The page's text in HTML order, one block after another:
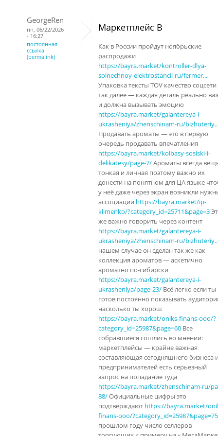
GeorgeRen
пн, 06/22/2026
- 16:27
постоянная
ссылка
(permalink)
Маркетплейс В
Как в России пройдут ноябрьские
распродажи
https://bayra.market/kontroller-dlya-
solnechnoy-elektrostancii-ru/fermer...
Упаковка тексты TOV качество
так далее — каждая деталь реально
и должна вызывать эмоцию
https://bayra.market/galantereya-i-
ukrasheniya/zhenschinam-ru/
Продавать ароматы — это в первую
очередь продавать впечатления
https://bayra.market/kolbasy-sosiski-i-
delikatesy/page-7/Ароматы всегда
тонкая и личная поэтому важно их
донести на понятном для ЦА языке
у неё даже через экран возникли
ассоциации https://bayra.market/ip-
klimenko/?category_id=25711&page=3
же важно говорить через контент
https://bayra.market/galantereya-i-
ukrasheniya/zhenschinam-ru/
нашем случае он сделан так же как
коллекция ароматов — аскетично
ароматно по-сибирски
https://bayra.market/galantereya-i-
ukrasheniya/page-23/ Всё легко если ты
готов постоянно показывать
насколько ты хорош
https://bayra.market/oniks-finans-ooo/?
category_id=25987&page=60 Все
собравшиеся сошлись во мнении:
маркетплейсы — крайне важная
составляющая сегодняшнего бизнеса
предпринимателей есть серьезный
запрос на попадание туда
https://bayra.market/zhenschinam-ru/
88/Официальные цифры это
подтверждают https://bayra.market/
finans-ooo/?category_id=25987&page=75
прошлом году число селлеров